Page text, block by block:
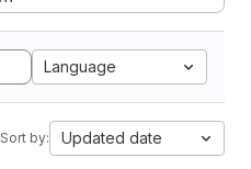
Language
Sort by: Updated date